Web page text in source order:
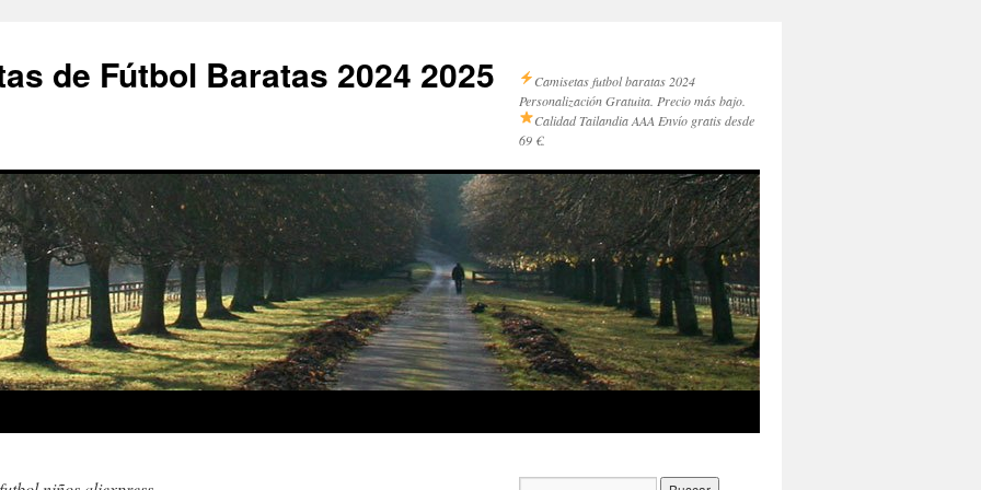
de Fútbol Baratas 2024 2025
Camisetas futbol baratas 2024
Personalización Gratuita. Precio más bajo.
Calidad Tailandia AAA Envío gratis desde
69 €.